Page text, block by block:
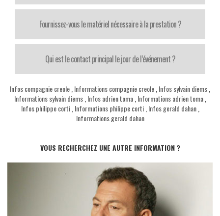
Fournissez-vous le matériel nécessaire à la prestation ?
Qui est le contact principal le jour de l’événement ?
Infos compagnie creole Informations compagnie creole Infos sylvain diems
Informations sylvain diems, Infos adrien toma, Informations adrien toma,
Infos philippe corti, Informations philippe corti, Infos gerald dahan,
Informations gerald dahan
VOUS RECHERCHEZ UNE AUTRE INFORMATION ?